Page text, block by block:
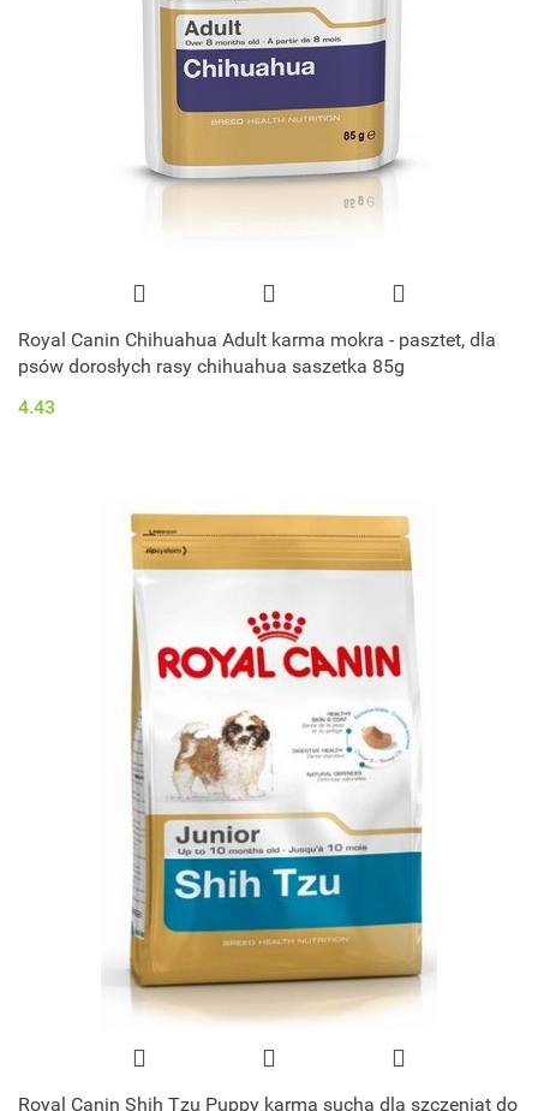
Royal Canin Chihuahua Adult karma mokra - pasztet, dla
psów dorosłych rasy chihuahua saszetka 85g
4.43
Royal Canin Shih Tzu Puppy karma sucha dla szczeniąt do